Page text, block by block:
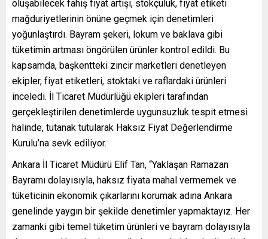
oluşabilecek fahiş fiyat artışı, stokçuluk, fiyat etiketi
mağduriyetlerinin önüne geçmek için denetimleri
yoğunlaştırdı. Bayram şekeri, lokum ve baklava gibi
tüketimin artması öngörülen ürünler kontrol edildi. Bu
kapsamda, başkentteki zincir marketleri denetleyen
ekipler, fiyat etiketleri, stoktaki ve raflardaki ürünleri
inceledi. İl Ticaret Müdürlüğü ekipleri tarafından
gerçekleştirilen denetimlerde uygunsuzluk tespit etmesi
halinde, tutanak tutularak Haksız Fiyat Değerlendirme
Kurulu’na sevk ediliyor.
Ankara İl Ticaret Müdürü Elif Tan, “Yaklaşan Ramazan
Bayramı dolayısıyla, haksız fiyata mahal vermemek ve
tüketicinin ekonomik çıkarlarını korumak adına Ankara
genelinde yaygın bir şekilde denetimler yapmaktayız. Her
zamanki gibi temel tüketim ürünleri ve bayram dolayısıyla